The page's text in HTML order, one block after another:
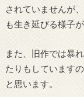
されていませんが
も生き延びる様子
また、旧作では暴
たりもしています
と思います。